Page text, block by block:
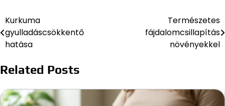
Bejegyzés
navigáció
Kurkuma
gyulladáscsökkentő
hatása
Természetes
fájdalomcsillapítás
növényekkel
Related Posts